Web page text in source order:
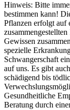
Hinweis: Bitte
bestimmen kann!
Pflanzen erfolgt auf
Gewissen
spezielle
Schwangerschaft
auf uns. Es gibt
schädigend bis
Gesundheitliche
Beratung durch